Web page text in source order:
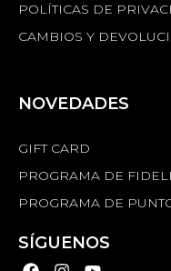
POLÍTICAS DE
CAMBIOS Y
NOVEDADES
GIFT CARD
PROGRAMA DE
PROGRAMA DE
SÍGUENOS